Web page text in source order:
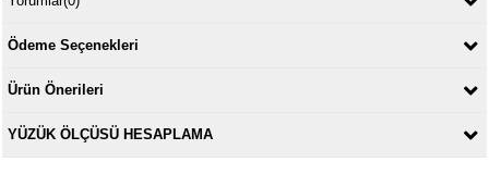
Ödeme Seçenekleri
Ürün Önerileri
YÜZÜK ÖLÇÜSÜ HESAPLAMA